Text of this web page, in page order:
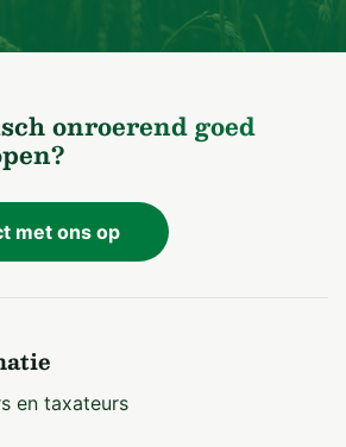
onroerend goed
met ons op
en taxateurs